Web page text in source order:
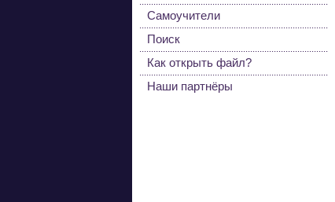
Самоучители
Поиск
Как открыть файл?
Наши партнёры